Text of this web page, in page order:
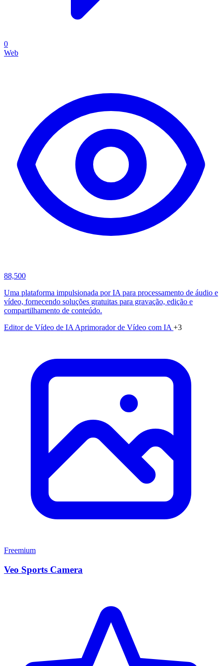
0
Web
88,500
Uma plataforma impulsionada por IA para processamento de áudio e
vídeo, fornecendo soluções gratuitas para gravação, edição e
compartilhamento de conteúdo.
Editor de Vídeo de IA Aprimorador de Vídeo com IA +3
Freemium
Veo Sports Camera